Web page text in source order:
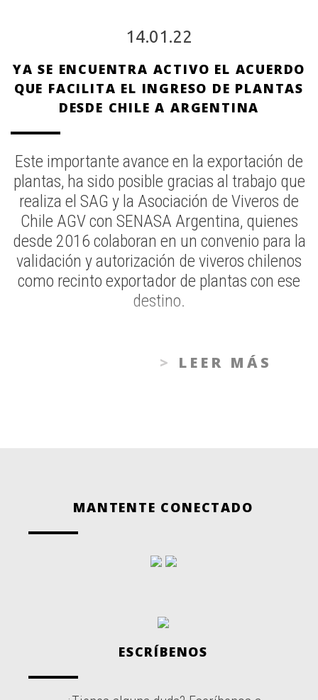
14.01.22
YA SE ENCUENTRA ACTIVO EL ACUERDO
QUE FACILITA EL INGRESO DE PLANTAS
DESDE CHILE A ARGENTINA
Este importante avance en la exportación de
plantas, ha sido posible gracias al trabajo que
realiza el SAG y la Asociación de Viveros de
Chile AGV con SENASA Argentina, quienes
desde 2016 colaboran en un convenio para la
validación y autorización de viveros chilenos
como recinto exportador de plantas con ese
destino.
LEER MÁS
MANTENTE CONECTADO
ESCRÍBENOS